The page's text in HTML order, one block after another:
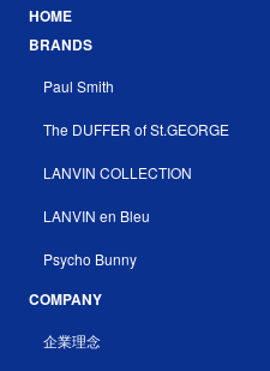
HOME
BRANDS
Paul Smith
The DUFFER of St.GEORGE
LANVIN COLLECTION
LANVIN en Bleu
Psycho Bunny
COMPANY
企業理念